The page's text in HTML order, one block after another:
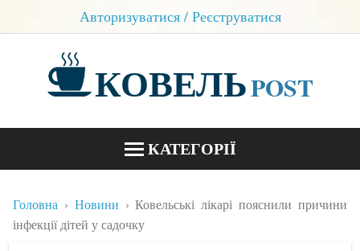
Авторизуватися / Реєструватися
КОВЕЛЬPOST
КАТЕГОРІЇ
Головна Новини
Ковельські лікарі пояснили причини
інфекції дітей у садочку